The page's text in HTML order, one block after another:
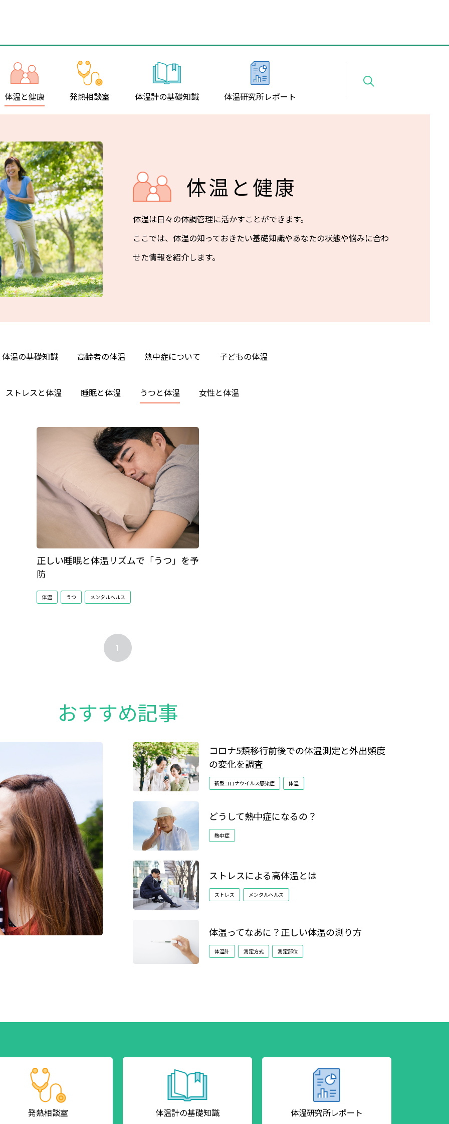
体温と健康 発熱相談室 体温計の基礎知識 体温研究所レポート
体温と健康
体温は日々の体調管理に活かすことができます。
ここでは、体温の知っておきたい基礎知識やあなたの状態や悩みに合わ
せた情報を紹介します。
体温の基礎知識 高齢者の体温 熱中症について 子どもの体温
ストレスと体温 睡眠と体温 うつと体温 女性と体温
正しい睡眠と体温リズムで「うつ」を予
防
体温 うつ メンタルヘルス
1
おすすめ記事
コロナ5類移行前後での体温測定と外出頻度
の変化を調査
新型コロナウイルス感染症 体温
どうして熱中症になるの？
熱中症
ストレスによる高体温とは
ストレス メンタルヘルス
体温ってなあに？正しい体温の測り方
体温計 測定方式 測定部位
発熱相談室 体温計の基礎知識 体温研究所レポート